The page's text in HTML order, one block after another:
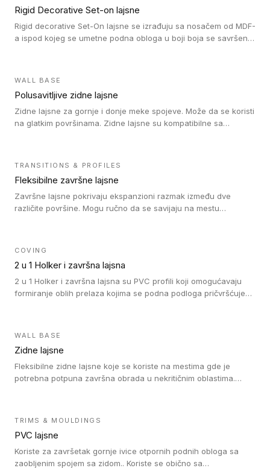
Rigid Decorative Set-on lajsne
Rigid decorative Set-On lajsne se izrađuju sa nosačem od MDF-
a ispod kojeg se umetne podna obloga u boji boja se savršeno
WALL BASE
Polusavitljive zidne lajsne
Zidne lajsne za gornje i donje meke spojeve. Može da se koristi
na glatkim površinama. Zidne lajsne su kompatibilne sa
TRANSITIONS & PROFILES
Fleksibilne završne lajsne
Završne lajsne pokrivaju ekspanzioni razmak između dve
različite površine. Mogu ručno da se savijaju na mestu
(kompaktni i akustički), kao i sa podnim oblogama od linoleuma.
COVING
2 u 1 Holker i završna lajsna
2 u 1 Holker i završna lajsna su PVC profili koji omogućavaju
formiranje oblih prelaza kojima se podna podloga pričvršćuje
WALL BASE
Zidne lajsne
Fleksibilne zidne lajsne koje se koriste na mestima gde je
potrebna potpuna završna obrada u nekritičnim oblastima.
TRIMS & MOULDINGS
PVC lajsne
Koriste za završetak gornje ivice otpornih podnih obloga sa
zaobljenim spojem sa zidom.. Koriste se obično sa